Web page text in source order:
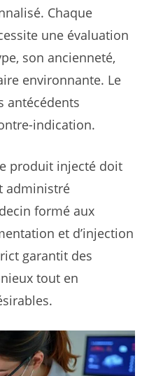
Chaque
une évaluation
son ancienneté,
environnante. Le
antécédents
indication.
produit injecté doit
administré
formé aux
et d’injection
garantit des
tout en